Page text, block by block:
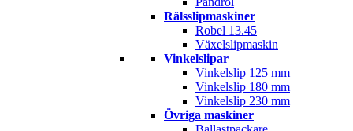
Rälsslipmaskiner
Robel 13.45
Växelslipmaskin
Vinkelslipar
Vinkelslip 125 mm
Vinkelslip 180 mm
Vinkelslip 230 mm
Övriga maskiner